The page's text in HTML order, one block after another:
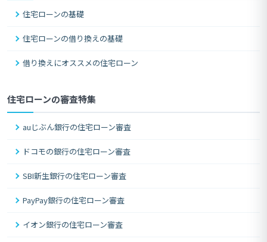
住宅ローンの基礎
住宅ローンの借り換えの基礎
借り換えにオススメの住宅ローン
住宅ローンの審査特集
auじぶん銀行の住宅ローン審査
ドコモの銀行の住宅ローン審査
SBI新生銀行の住宅ローン審査
PayPay銀行の住宅ローン審査
イオン銀行の住宅ローン審査